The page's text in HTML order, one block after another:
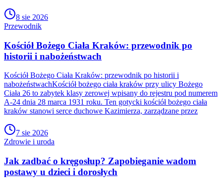
8 sie 2026
Przewodnik
Kościół Bożego Ciała Kraków: przewodnik po
historii i nabożeństwach
Kościół Bożego Ciała Kraków: przewodnik po historii i
nabożeństwachKościół bożego ciała kraków przy ulicy Bożego
Ciała 26 to zabytek klasy zerowej wpisany do rejestru pod numerem
A-24 dnia 28 marca 1931 roku. Ten gotycki kościół bożego ciała
kraków stanowi serce duchowe Kazimierza, zarządzane przez
7 sie 2026
Zdrowie i uroda
Jak zadbać o kręgosłup? Zapobieganie wadom
postawy u dzieci i dorosłych